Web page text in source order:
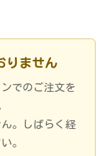
りません
でのご注文を
。しばらく経
。